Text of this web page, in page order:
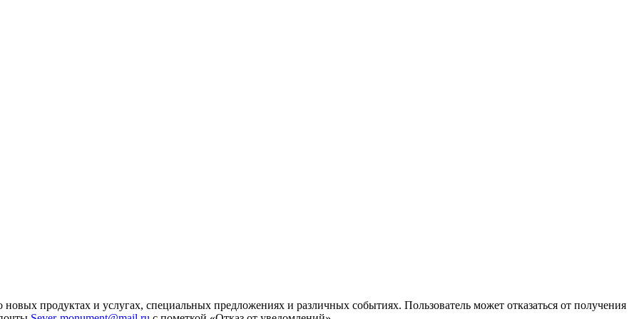
продуктах и услугах, специальных предложениях и различных событиях. Пользователь может отказаться от получения